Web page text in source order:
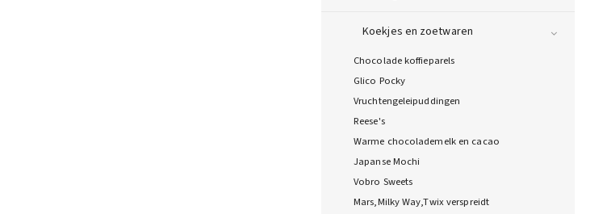
Koekjes en zoetwaren
Chocolade koffieparels
Glico Pocky
Vruchtengeleipuddingen
Reese's
Warme chocolademelk en cacao
Japanse Mochi
Vobro Sweets
Mars,Milky Way,Twix verspreidt